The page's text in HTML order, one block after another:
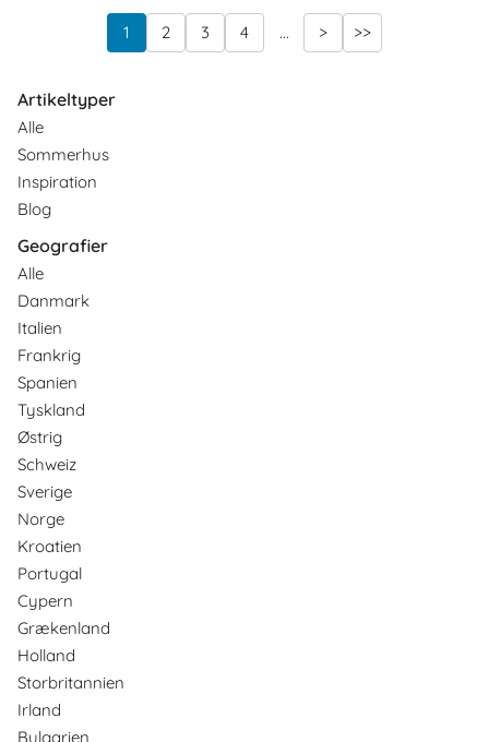
1 2 3 4 ... > >>
Artikeltyper
Alle
Sommerhus
Inspiration
Blog
Geografier
Alle
Danmark
Italien
Frankrig
Spanien
Tyskland
Østrig
Schweiz
Sverige
Norge
Kroatien
Portugal
Cypern
Grækenland
Holland
Storbritannien
Irland
Bulgarien